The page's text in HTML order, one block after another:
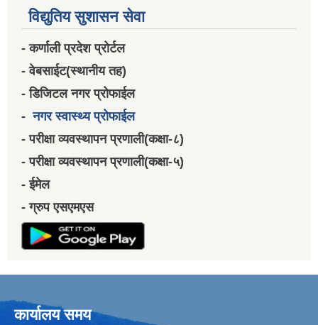
विद्युतिय सुशासन सेवा
- कर्णाली प्रदेश प्रोर्टल
- वेबसाईट(स्थानीय तह)
- डिजिटल नगर प्रोफाईल
-नगर स्वास्थ्य प्रोफाईल
- परीक्षा व्यवस्थापन प्रणाली(कक्षा-८)
- परीक्षा व्यवस्थापन प्रणाली(कक्षा-५)
- ईमेल
- ग्रुप एसएमएस
कार्यालय समय